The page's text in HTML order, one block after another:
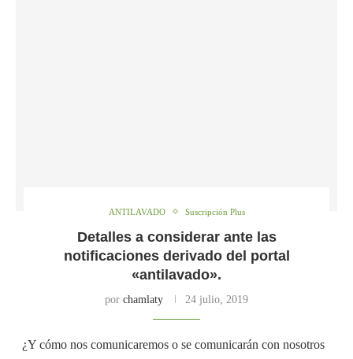
ANTILAVADO Suscripción Plus
Detalles a considerar ante las
notificaciones derivado del portal
«antilavado».
por chamlaty 24 julio, 2019
¿Y cómo nos comunicaremos o se comunicarán con nosotros